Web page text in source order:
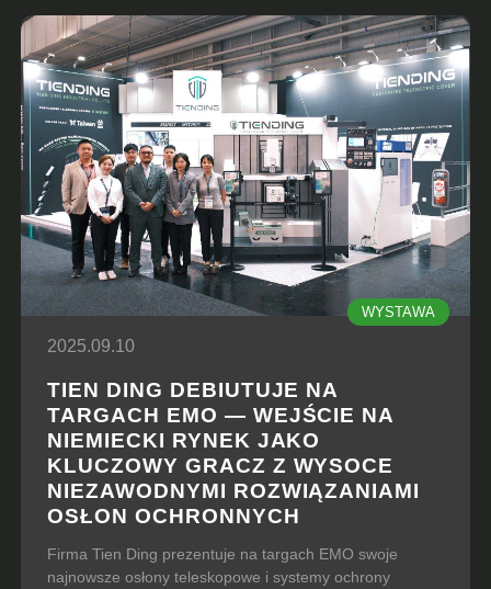
WYSTAWA
2025.09.10
TIEN DING DEBIUTUJE NA
TARGACH EMO — WEJŚCIE NA
NIEMIECKI RYNEK JAKO
KLUCZOWY GRACZ Z WYSOCE
NIEZAWODNYMI ROZWIĄZANIAMI
OSŁON OCHRONNYCH
Firma Tien Ding prezentuje na targach EMO swoje
najnowsze osłony teleskopowe i systemy ochrony